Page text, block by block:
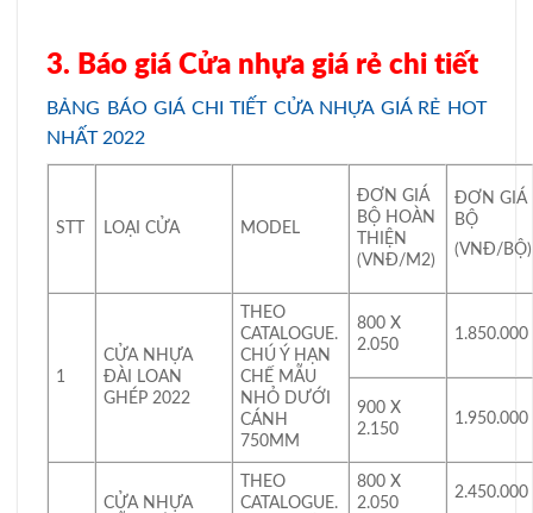
3. Báo giá Cửa nhựa giá rẻ chi tiết
BẢNG BÁO GIÁ CHI TIẾT CỬA NHỰA GIÁ RẺ HOT
NHẤT 2022
STT LOẠI CỬA MODEL
ĐƠN GIÁ
BỘ HOÀN
THIỆN
(VNĐ/M2)
ĐƠN GIÁ
BỘ
(VNĐ/BỘ)
1
CỬA NHỰA
ĐÀI LOAN
GHÉP 2022
THEO
CATALOGUE.
CHÚ Ý HẠN
CHẾ MẪU
NHỎ DƯỚI
CÁNH
750MM
800 X
2.050
1.850.000
900 X
2.150
1.950.000
CỬA NHỰA
THEO
CATALOGUE.
800 X
2.050
2.450.000